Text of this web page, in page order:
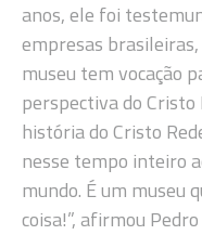
anos, ele foi
empresas
museu tem vocação
perspectiva do
história do Cristo
nesse tempo inteiro
mundo. É um museu
coisa!”, afirmou